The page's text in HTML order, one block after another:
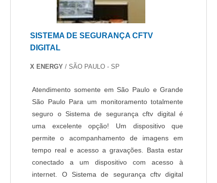
SISTEMA DE SEGURANÇA CFTV
DIGITAL
X ENERGY / SÃO PAULO - SP
Atendimento somente em São Paulo e Grande
São Paulo Para um monitoramento totalmente
seguro o Sistema de segurança cftv digital é
uma excelente opção! Um dispositivo que
permite o acompanhamento de imagens em
tempo real e acesso a gravações. Basta estar
conectado a um dispositivo com acesso à
internet. O Sistema de segurança cftv digital